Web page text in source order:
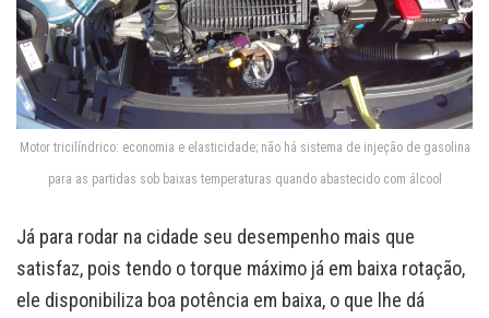
Motor tricilíndrico: economia e elasticidade; não há sistema de injeção de gasolina
para as partidas sob baixas temperaturas quando abastecido com álcool
Já para rodar na cidade seu desempenho mais que
satisfaz, pois tendo o torque máximo já em baixa rotação,
ele disponibiliza boa potência em baixa, o que lhe dá